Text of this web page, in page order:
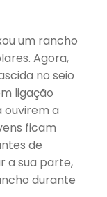
um rancho
Agora,
no seio
ligação
a
ficam
de
a sua parte,
durante